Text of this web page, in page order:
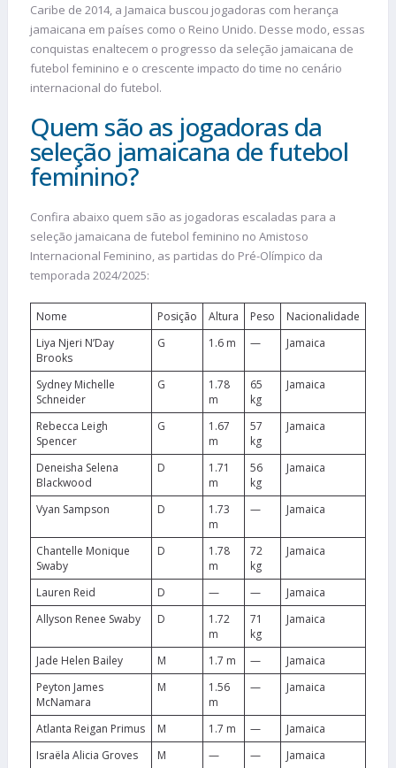
Caribe de 2014, a Jamaica buscou jogadoras com herança
jamaicana em países como o Reino Unido. Desse modo, essas
conquistas enaltecem o progresso da seleção jamaicana de
futebol feminino e o crescente impacto do time no cenário
internacional do futebol.
Quem são as jogadoras da
seleção jamaicana de futebol
feminino?
Confira abaixo quem são as jogadoras escaladas para a
seleção jamaicana de futebol feminino no Amistoso
Internacional Feminino, as partidas do Pré-Olímpico da
temporada 2024/2025:
Nome Posição Altura Peso
Nacionalidade
Liya Njeri N’Day
Brooks
G 1.6 m — Jamaica
Sydney Michelle
Schneider
G
1.78
m
65
kg
Jamaica
Rebecca Leigh
Spencer
G
1.67
m
57
kg
Jamaica
Deneisha Selena
Blackwood
D
1.71
m
56
kg
Jamaica
Vyan Sampson D
1.73
m
— Jamaica
Chantelle Monique
Swaby
D
1.78
m
72
kg
Jamaica
Lauren Reid D — —
Jamaica
Allyson Renee Swaby
D
1.72
m
71
kg
Jamaica
Jade Helen Bailey M 1.7 m —
Jamaica
Peyton James
McNamara
M
1.56
m
— Jamaica
Atlanta Reigan Primus M 1.7 m —
Jamaica
Israëla Alicia Groves
M — — Jamaica